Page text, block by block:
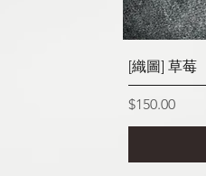
[織圖] 草莓
價格
$150.00